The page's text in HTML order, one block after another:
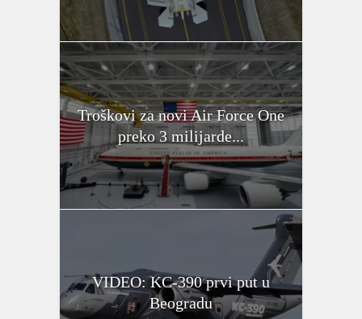
Troškovi za novi Air Force One
preko 3 milijarde...
VIDEO: KC-390 prvi put u
Beogradu